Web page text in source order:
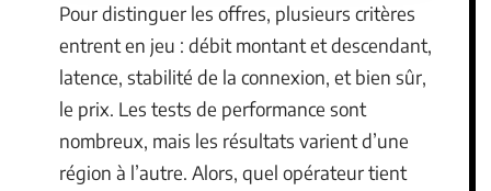
Pour distinguer les offres, plusieurs critères
entrent en jeu : débit montant et descendant,
latence, stabilité de la connexion, et bien sûr,
le prix. Les tests de performance sont
nombreux, mais les résultats varient d’une
région à l’autre. Alors, quel opérateur tient